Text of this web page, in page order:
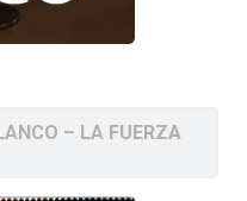
– LA FUERZA